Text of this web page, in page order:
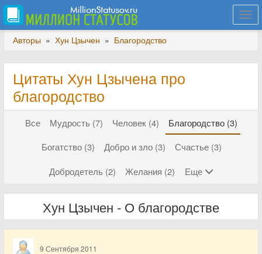
Авторы » Хун Цзычен » Благородство
Цитаты Хун Цзычена про
благородство
Все Мудрость (7) Человек (4)
Благородство (3)
Богатство (3)
Добро и зло (3)
Счастье (3)
Добродетель (2)
Желания (2) Еще
Хун Цзычен - О благородстве
9 Сентября 2011